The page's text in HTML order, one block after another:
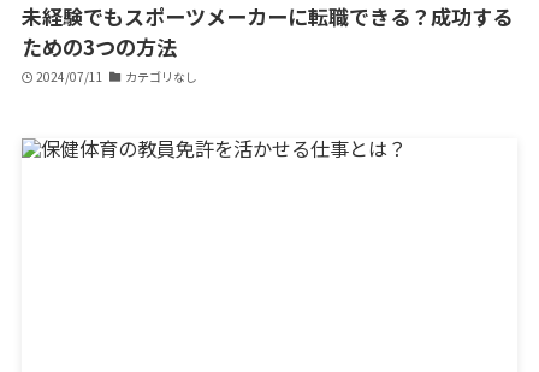
未経験でもスポーツメーカーに転職できる？成功する
ための3つの方法
2024/07/11 カテゴリなし